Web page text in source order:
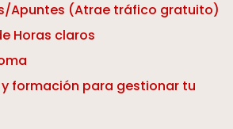
Apuntes (Atrae tráfico gratuito)
Horas claros
formación para gestionar tu